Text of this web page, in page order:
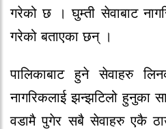
गरेको छ । घुम्ती सेवाबाट
गरेको बताएका छन् ।
पालिकाबाट हुने सेवाहरु
नागरिकलाई झन्झटिलो हुनुका
वडामै पुगेर सबै सेवाहरु एकै